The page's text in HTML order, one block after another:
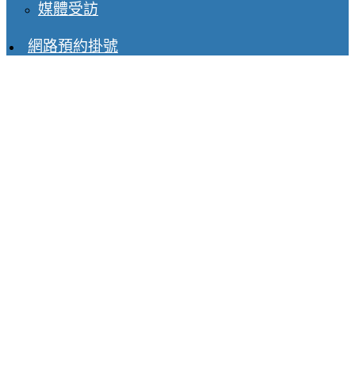
媒體受訪
網路預約掛號